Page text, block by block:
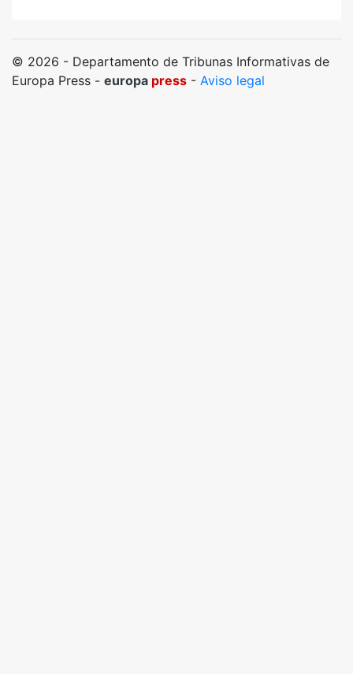
© 2026 - Departamento de Tribunas Informativas de
Europa Press - europa press - Aviso legal